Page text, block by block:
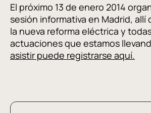
El próximo 13 de enero 2014
sesión informativa en Madrid, allí
la nueva reforma eléctrica y
actuaciones que estamos
asistir puede registrarse aquí.